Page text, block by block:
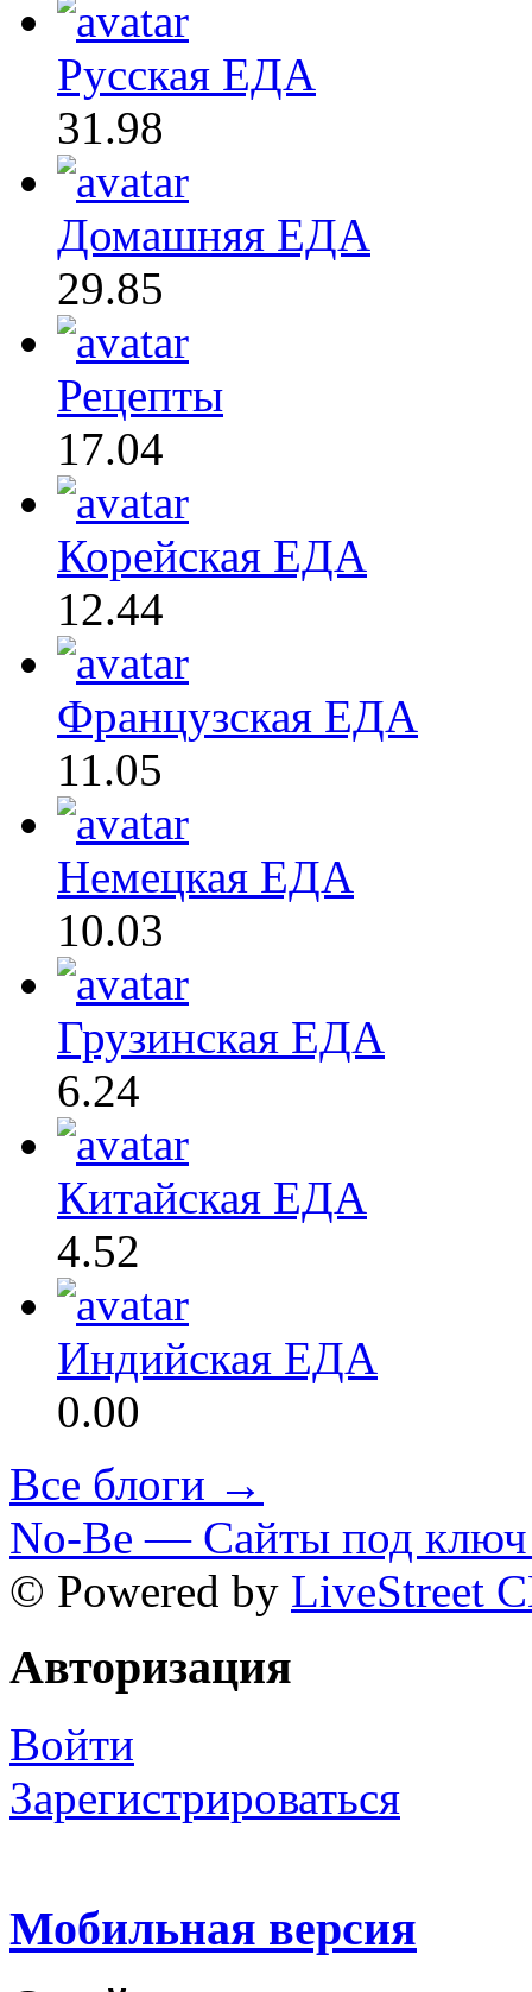
Русская ЕДА
31.98
Домашняя ЕДА
29.85
Рецепты
17.04
Корейская ЕДА
12.44
Французская ЕДА
11.05
Немецкая ЕДА
10.03
Грузинская ЕДА
6.24
Китайская ЕДА
4.52
Индийская ЕДА
0.00
Все блоги →
No-Be — Сайты под ключ
© Powered by LiveStreet
Авторизация
Войти
Зарегистрироваться
Мобильная версия